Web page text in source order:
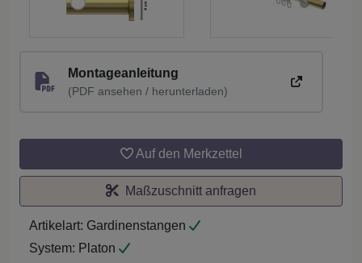
Montageanleitung
(PDF ansehen / herunterladen)
Auf den Merkzettel
Maßzuschnitt anfragen
Artikelart: Gardinenstangen
System: Platon